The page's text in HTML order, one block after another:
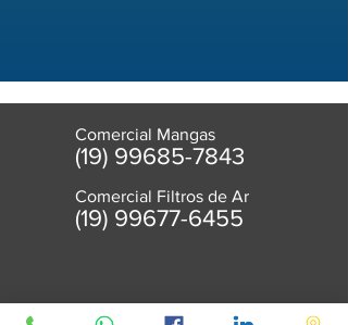
Comercial Mangas
(19) 99685-7843
Comercial Filtros de Ar
(19) 99677-6455